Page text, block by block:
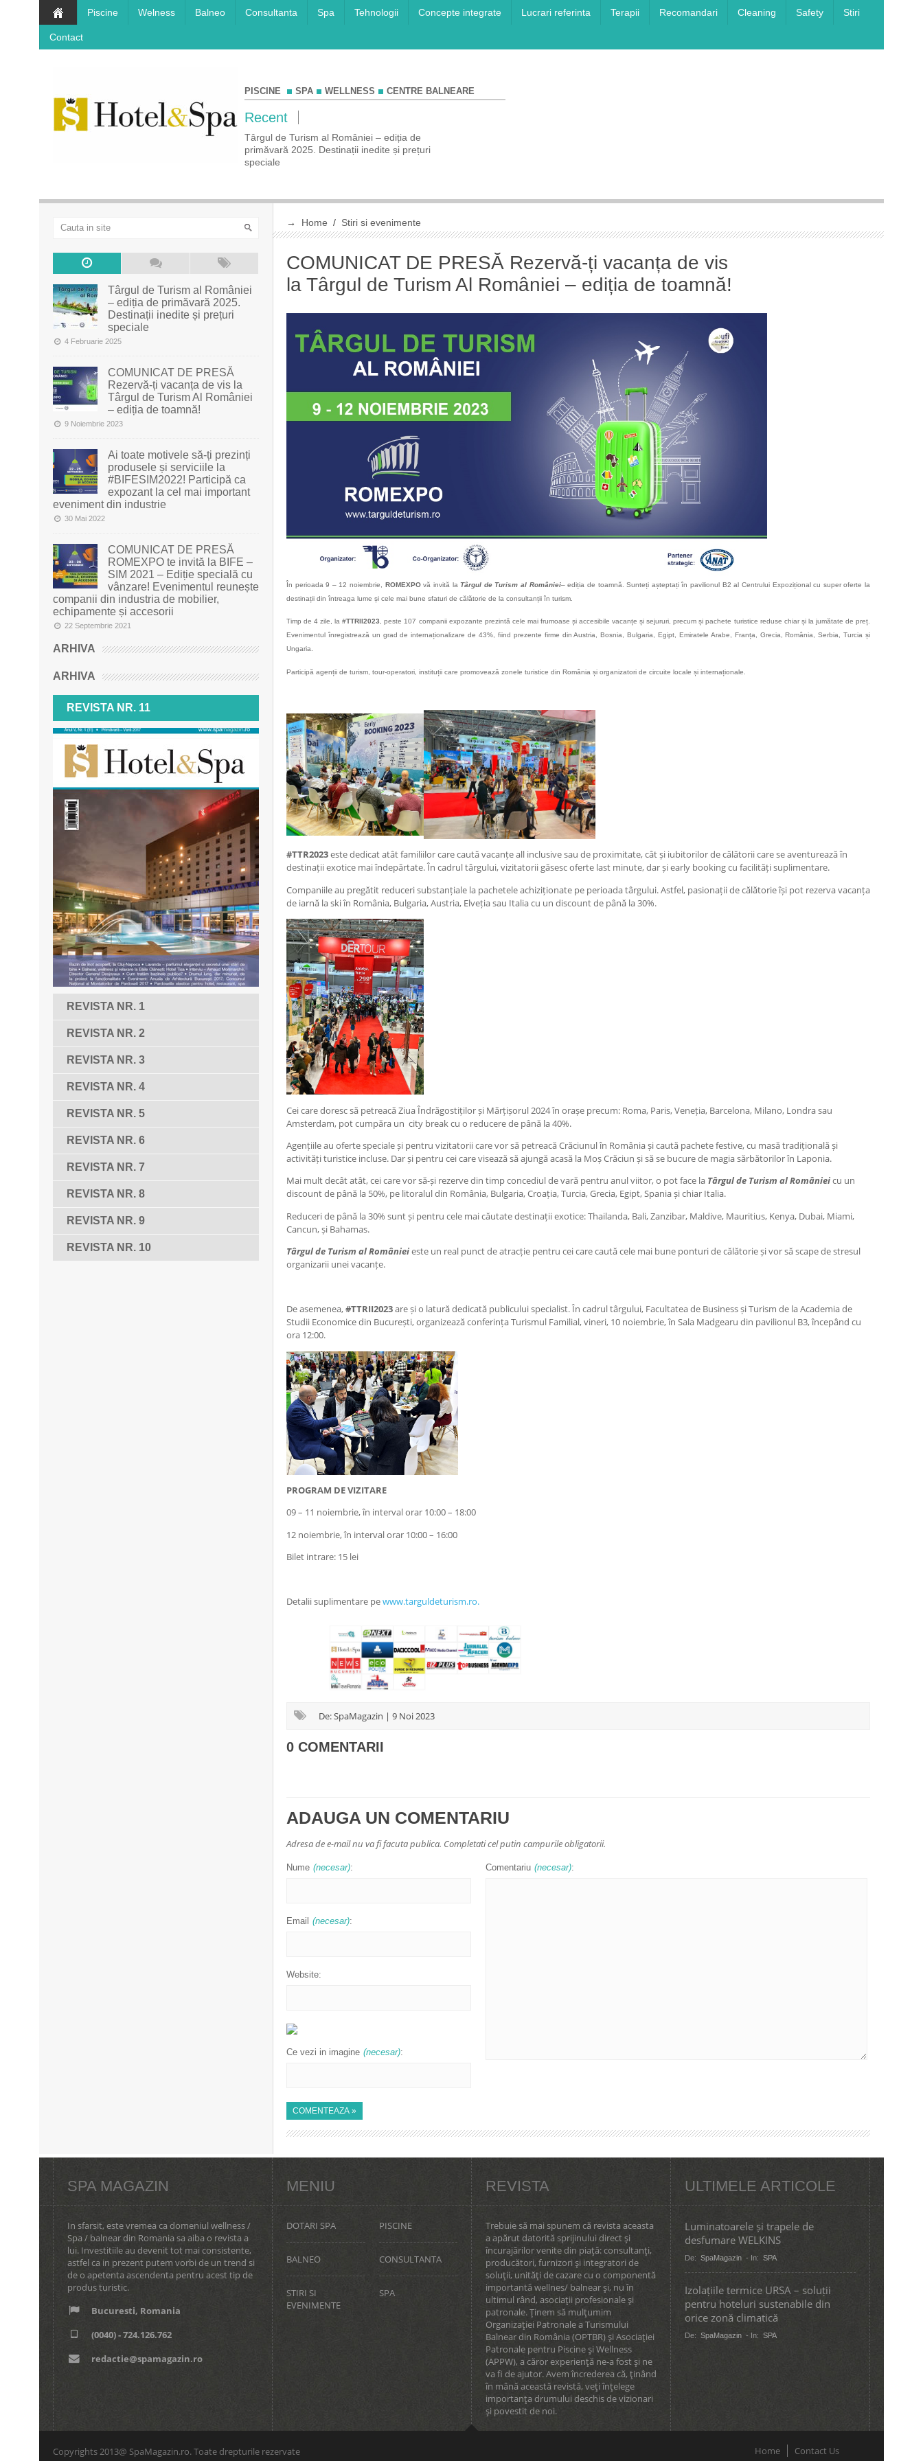
Piscine Welness Balneo Consultanta Spa Tehnologii Concepte integrate Lucrari referinta Terapii Recomandari Cleaning Safety Stiri
Contact
PISCINE SPA WELLNESS CENTRE BALNEARE
Recent
COMUNICAT DE PRESĂ Rezervă-ți vacanța
Târgul de Turism al României – ediția de
primăvară 2025. Destinații inedite și prețuri
speciale
→ Home / Stiri si evenimente
COMUNICAT DE PRESĂ Rezervă-ți vacanța de vis
la Târgul de Turism Al României – ediția de toamnă!
În perioada 9 – 12 noiembrie, ROMEXPOvă invită laTârgul de Turism al României– ediția de toamnă. Sunteți așteptați în pavilionul B2 al Centrului Expozițional cu super oferte la
destinații din întreaga lume și cele mai bune sfaturi de călătorie de la consultanții în turism.
Timp de 4 zile, la#TTRII2023, peste 107 companii expozante prezintă cele mai frumoase și accesibile vacanțe și sejururi, precum și pachete turistice reduse chiar și la jumătate de preț.
Evenimentul înregistrează un grad de internaționalizare de 43%, fiind prezente firme din Austria, Bosnia, Bulgaria, Egipt, Emiratele Arabe, Franța, Grecia, România, Serbia, Turcia și
Ungaria.
Participă agenții de turism, tour-operatori, instituții care promovează zonele turistice din România și organizatori de circuite locale și internaționale.
#TTR2023este dedicat atât familiilor care caută vacanțe all inclusive sau de proximitate, cât și iubitorilor de călătorii care se aventurează în
destinații exotice mai îndepărtate. În cadrul târgului, vizitatorii găsesc oferte last minute, dar și early booking cu facilități suplimentare.
Companiile au pregătit reduceri substanțiale la pachetele achiziționate pe perioada târgului. Astfel, pasionații de călătorie își pot rezerva vacanța
de iarnă la ski în România, Bulgaria, Austria, Elveția sau Italia cu un discount de până la 30%.
Cei care doresc să petreacă Ziua Îndrăgostiților și Mărțișorul 2024 în orașe precum: Roma, Paris, Veneția, Barcelona, Milano, Londra sau
Amsterdam, pot cumpăra un city break cu o reducere de până la 40%.
Agențiile au oferte speciale și pentru vizitatorii care vor să petreacă Crăciunul în România și caută pachete festive, cu masă tradițională și
activități turistice incluse. Dar și pentru cei care visează să ajungă acasă la Moș Crăciun și să se bucure de magia sărbătorilor în Laponia.
Mai mult decât atât, cei care vor să-și rezerve din timp concediul de vară pentru anul viitor, o pot face la Târgul de Turism al Românieicu un
discount de până la 50%, pe litoralul din România, Bulgaria, Croația, Turcia, Grecia, Egipt, Spania și chiar Italia.
Reduceri de până la 30% sunt și pentru cele mai căutate destinații exotice: Thailanda, Bali, Zanzibar, Maldive, Mauritius, Kenya, Dubai, Miami,
Cancun, și Bahamas.
Târgul de Turism al Românieieste un real punct de atracție pentru cei care caută cele mai bune ponturi de călătorie și vor să scape de stresul
organizarii unei vacanțe.
De asemenea,#TTRII2023are și o latură dedicată publicului specialist. În cadrul târgului, Facultatea de Business și Turism de la Academia de
Studii Economice din București, organizează conferința Turismul Familial, vineri, 10 noiembrie, în Sala Madgearu din pavilionul B3, începând cu
ora 12:00.
PROGRAM DE VIZITARE
09 – 11 noiembrie, în interval orar 10:00 – 18:00
12 noiembrie, în interval orar 10:00 – 16:00
Bilet intrare: 15 lei
Detalii suplimentare pewww.targuldeturism.ro.
De: SpaMagazin | 9 Noi 2023
0 COMENTARII
ADAUGA UN COMENTARIU
Adresa de e-mail nu va fi facuta publica. Completati cel putin campurile obligatorii.
Nume (necesar):
Email (necesar):
Website:
Ce vezi in imagine (necesar):
Comentariu (necesar):
Târgul de Turism al României
– ediția de primăvară 2025.
Destinații inedite și prețuri
speciale
4 Februarie 2025
COMUNICAT DE PRESĂ
Rezervă-ți vacanța de vis la
Târgul de Turism Al României
– ediția de toamnă!
9 Noiembrie 2023
Ai toate motivele să-ți prezinți
produsele și serviciile la
#BIFESIM2022! Participă ca
expozant la cel mai important
eveniment din industrie
30 Mai 2022
COMUNICAT DE PRESĂ
ROMEXPO te invită la BIFE –
SIM 2021 – Ediție specială cu
vânzare! Evenimentul reunește
companii din industria de mobilier,
echipamente și accesorii
22 Septembrie 2021
ARHIVA
ARHIVA
REVISTA NR. 11
REVISTA NR. 1
REVISTA NR. 2
REVISTA NR. 3
REVISTA NR. 4
REVISTA NR. 5
REVISTA NR. 6
REVISTA NR. 7
REVISTA NR. 8
REVISTA NR. 9
REVISTA NR. 10
SPA MAGAZIN
In sfarsit, este vremea ca domeniul wellness /
Spa / balnear din Romania sa aiba o revista a
lui. Investitiile au devenit tot mai consistente,
astfel ca in prezent putem vorbi de un trend si
de o apetenta ascendenta pentru acest tip de
produs turistic.
Bucuresti, Romania
(0040) - 724.126.762
redactie@spamagazin.ro
MENIU
DOTARI SPA PISCINE
BALNEO CONSULTANTA
STIRI SI
EVENIMENTE
SPA
REVISTA
Trebuie să mai spunem că revista aceasta
a apărut datorită sprijinului direct şi
încurajărilor venite din piaţă: consultanţi,
producători, furnizori şi integratori de
soluţii, unităţi de cazare cu o componentă
importantă wellnes/ balnear şi, nu în
ultimul rând, asociaţii profesionale şi
patronale. Ţinem să mulţumim
Organizaţiei Patronale a Turismului
Balnear din România (OPTBR) şi Asociaţiei
Patronale pentru Piscine şi Wellness
(APPW), a căror experienţă ne-a fost şi ne
va fi de ajutor. Avem încrederea că, ţinând
în mână această revistă, veţi înţelege
importanţa drumului deschis de vizionari
şi povestit de noi.
ULTIMELE ARTICOLE
Luminatoarele și trapele de
desfumare WELKINS
De: SpaMagazin - In: SPA
Izolațiile termice URSA – soluții
pentru hoteluri sustenabile din
orice zonă climatică
De: SpaMagazin - In: SPA
Copyrights 2013@ SpaMagazin.ro. Toate drepturile rezervate Home Contact Us